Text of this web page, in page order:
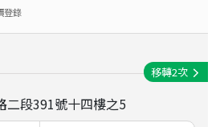
登錄
二段391號十四樓之5
移轉2次